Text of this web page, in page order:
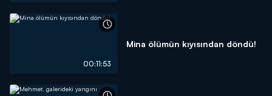
00:11:53
Mina ölümün kıyısından döndü!